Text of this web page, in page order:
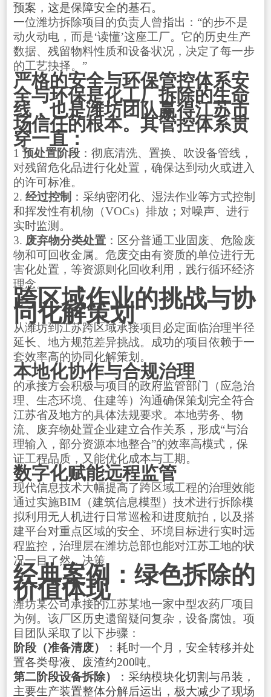
预案，这是保障安全的基石。
一位潍坊拆除项目的负责人曾指出：“的步不是
动火动电，而是‘读懂’这座工厂。它的历史生产
数据、残留物料性质和设备状况，决定了每一步
的工艺抉择。”
严格的安全与环保管控体系安
全与环保是化工厂拆除的生命
线，也是潍坊团队赢得江苏市
场信任的根本。其管控体系贯
穿一直：
1 预处置阶段：彻底清洗、置换、吹设备管线，
对残留危化品进行化处置，确保达到动火或进入
的许可标准。
2. 经过控制 ：采纳密闭化、湿法作业等方式控制
和挥发性有机物（VOCs）排放；对噪声、进行
实时监测。
3. 废弃物分类处置：区分普通工业固废、危险废
物和可回收金属。危废交由有资质的单位进行无
害化处置，等资源则化回收利用，践行循环经济
理念。
跨区域作业的挑战与协
同化解策划
从潍坊到江苏跨区域承接项目必定面临治理半径
延长、地方规范差异挑战。成功的项目依赖于一
套效率高的协同化解策划。
本地化协作与合规治理
的承接方会积极与项目的政府监管部门（应急治
理、生态环境、住建等）沟通确保策划完全符合
江苏省及地方的具体法规要求。本地劳务、物
流、废弃物处置企业建立合作关系，形成“与治
理输入，部分资源本地整合”的效率高模式，保
证工程品质，又能优化成本与工期。
数字化赋能远程监管
现代信息技术大幅提高了跨区域工程的治理效能
通过实施BIM（建筑信息模型）技术进行拆除模
拟利用无人机进行日常巡检和进度航拍，以及搭
建平台对重点区域的安全、环境目标进行实时远
程监控，治理层在潍坊总部也能对江苏工地的状
况一目了然，决策。
经典案例：绿色拆除的
价值体现
潍坊某公司承接的江苏某地一家中型农药厂项目
为例。该厂区历史遗留疑问复杂，设备腐蚀。项
目团队采取了以下步骤：
阶段（准备清废）
：耗时一个月，安全转移并处
置各类母液、废渣约200吨。
第二阶段设备拆除）
：采纳模块化切割与吊装，
主要生产装置整体分解后运出，极大减少了现场